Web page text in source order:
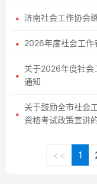
济南社会工作协会
2026年度社会工作
关于2026年度社会
通知
关于鼓励全市社会
资格考试政策宣讲
<< 1